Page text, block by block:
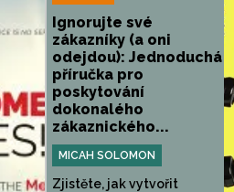
Ignorujte své
zákazníky (a oni
odejdou): Jednoduchá
příručka pro
poskytování
dokonalého
zákaznického...
MICAH SOLOMON
Zjistěte, jak vytvořit